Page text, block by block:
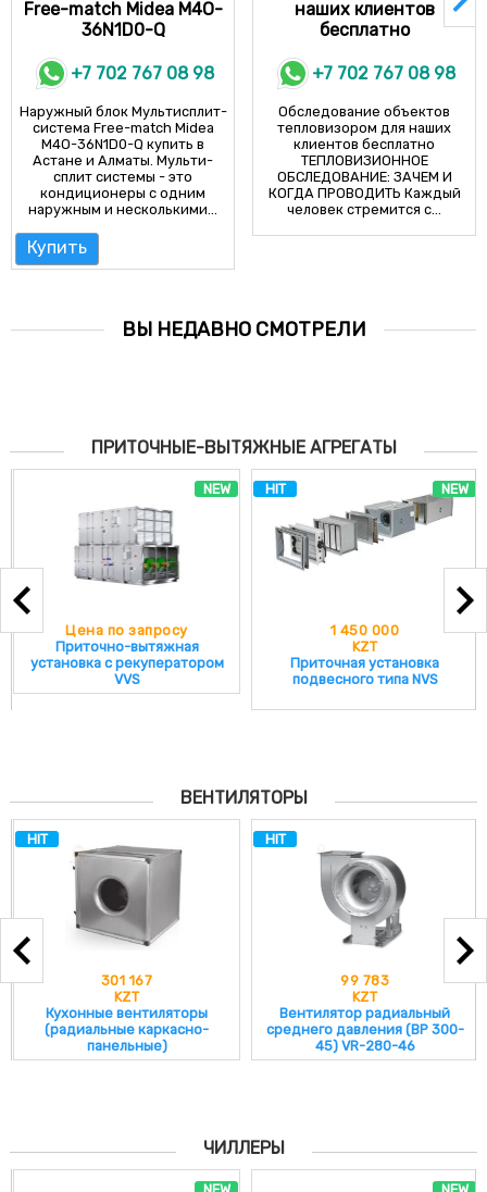
Free-match Midea M4O-
36N1D0-Q
+7 702 767 08 98
Наружный блок Мультисплит-
система Free-match Midea
M4O-36N1D0-Q купить в
Астане и Алматы. Мульти-
сплит системы - это
кондиционеры с одним
наружным и несколькими...
Купить
наших клиентов
бесплатно
+7 702 767 08 98
Обследование объектов
тепловизором для наших
клиентов бесплатно
ТЕПЛОВИЗИОННОЕ
ОБСЛЕДОВАНИЕ: ЗАЧЕМ И
КОГДА ПРОВОДИТЬ Каждый
человек стремится с...
ВЫ НЕДАВНО СМОТРЕЛИ
ПРИТОЧНЫЕ-ВЫТЯЖНЫЕ АГРЕГАТЫ
NEW
Цена по запросу
Приточно-вытяжная
установка с рекуператором
VVS
NEW
HIT
1 450 000
KZT
Приточная установка
подвесного типа NVS
ВЕНТИЛЯТОРЫ
HIT
301 167
KZT
Кухонные вентиляторы
(радиальные каркасно-
панельные)
HIT
99 783
KZT
Вентилятор радиальный
среднего давления (ВР 300-
45) VR-280-46
ЧИЛЛЕРЫ